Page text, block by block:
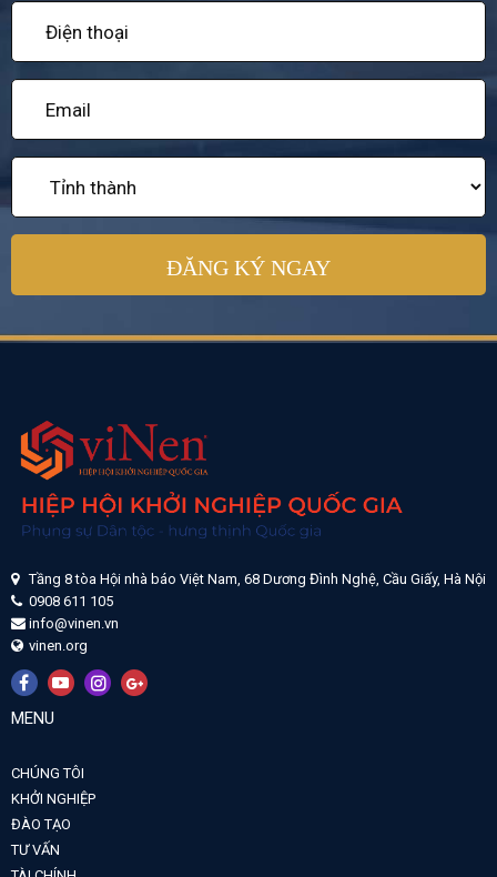
Tầng 8 tòa Hội nhà báo Việt Nam, 68 Dương Đình Nghệ, Cầu Giấy, Hà Nội
0908 611 105
info@vinen.vn
vinen.org
MENU
CHÚNG TÔI
KHỞI NGHIỆP
ĐÀO TẠO
TƯ VẤN